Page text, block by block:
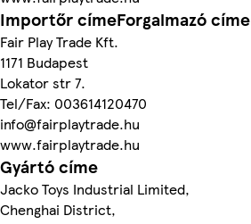
Importőr címeForgalmazó címe
Fair Play Trade Kft.
1171 Budapest
Lokator str 7.
Tel/Fax: 003614120470
info@fairplaytrade.hu
www.fairplaytrade.hu
Gyártó címe
Jacko Toys Industrial Limited,
Chenghai District,